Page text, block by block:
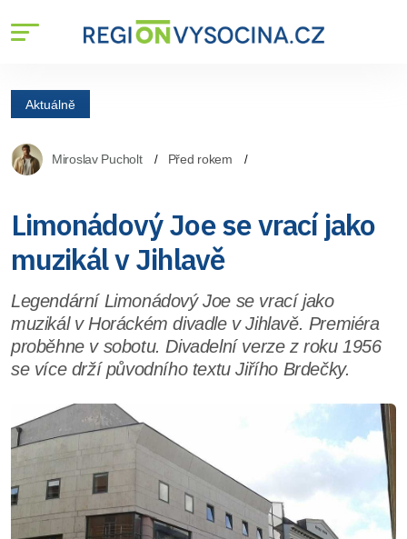
Aktuálně
Miroslav Pucholt Před rokem
Limonádový Joe se vrací jako
muzikál v Jihlavě
Legendární Limonádový Joe se vrací jako
muzikál v Horáckém divadle v Jihlavě. Premiéra
proběhne v sobotu. Divadelní verze z roku 1956
se více drží původního textu Jiřího Brdečky.